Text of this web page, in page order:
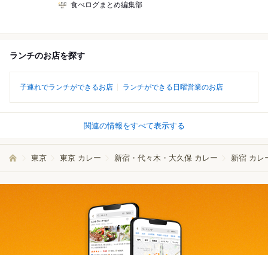
食べログまとめ編集部
ランチのお店を探す
子連れでランチができるお店 ランチができる日曜営業のお店
関連の情報をすべて表示する
東京 東京 カレー 新宿・代々木・大久保 カレー 新宿 カレ